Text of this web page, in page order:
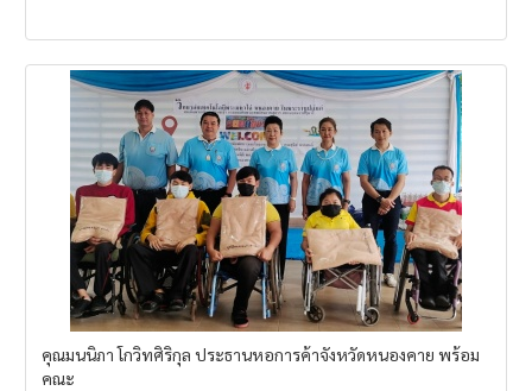
คุณมนนิภา โกวิทศิริกุล ประธานหอการค้าจังหวัดหนองคาย พร้อม
คณะ